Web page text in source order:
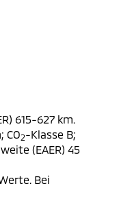
615-627 km.
CO2-Klasse B;
(EAER) 45
Bei